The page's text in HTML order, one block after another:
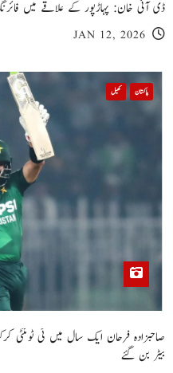
ڈی آئی خان: پہاڑپور کے علاقے میں
JAN 12, 2026
پاکستان کھیل
بیٹر بن گئے